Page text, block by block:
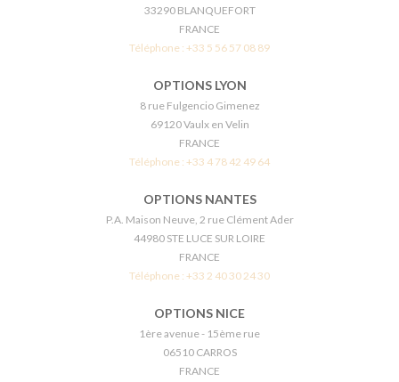
33290 BLANQUEFORT
FRANCE
Téléphone : +33 5 56 57 08 89
OPTIONS LYON
8 rue Fulgencio Gimenez
69120 Vaulx en Velin
FRANCE
Téléphone : +33 4 78 42 49 64
OPTIONS NANTES
P.A. Maison Neuve, 2 rue Clément Ader
44980 STE LUCE SUR LOIRE
FRANCE
Téléphone : +33 2 40 30 24 30
OPTIONS NICE
1ère avenue - 15ème rue
06510 CARROS
FRANCE